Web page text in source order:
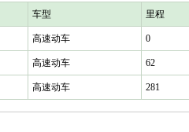
车型 里程
高速动车 0
高速动车 62
高速动车 281